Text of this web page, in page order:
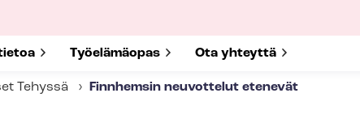
for
Show submenu for
Työelämäopas Show submenu for
Ota yhteyttä
Tehyssä Finnhemsin neuvottelut etenevät